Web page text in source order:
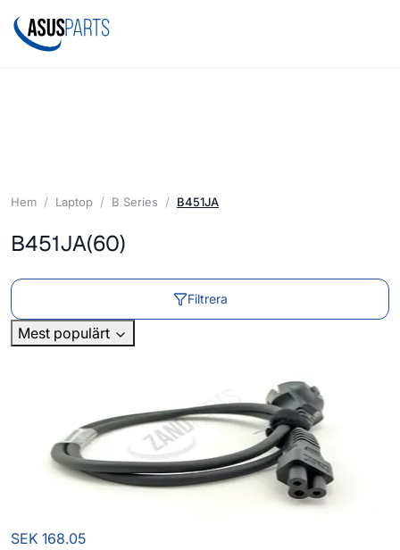
Hem Laptop B Series B451JA
B451JA(60)
Filtrera
Mest populärt
SEK 168.05